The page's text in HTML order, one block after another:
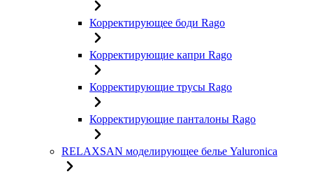
Корректирующее боди Rago
Корректирующие капри Rago
Корректирующие трусы Rago
Корректирующие панталоны Rago
RELAXSAN моделирующее белье Yaluroniсa